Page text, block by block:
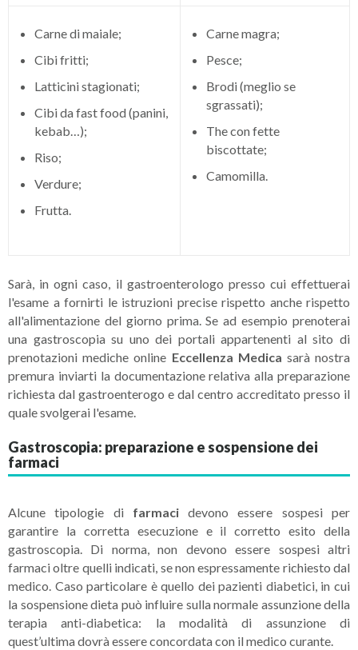
Carne di maiale;
Cibi fritti;
Latticini stagionati;
Cibi da fast food (panini,
kebab…);
Riso;
Verdure;
Frutta.
Carne magra;
Pesce;
Brodi (meglio se
sgrassati);
The con fette
biscottate;
Camomilla.
Sarà, in ogni caso, il gastroenterologo presso cui effettuerai
l'esame a fornirti le istruzioni precise rispetto anche rispetto
all'alimentazione del giorno prima. Se ad esempio prenoterai
una gastroscopia su uno dei portali appartenenti al sito di
prenotazioni mediche online Eccellenza Medica sarà nostra
premura inviarti la documentazione relativa alla preparazione
richiesta dal gastroenterogo e dal centro accreditato presso il
quale svolgerai l'esame.
Gastroscopia: preparazione e sospensione dei
farmaci
Alcune tipologie di farmacidevono essere sospesi per
garantire la corretta esecuzione e il corretto esito della
gastroscopia. Di norma, non devono essere sospesi altri
farmaci oltre quelli indicati, se non espressamente richiesto dal
medico. Caso particolare è quello dei pazienti diabetici, in cui
la sospensione dieta può influire sulla normale assunzione della
terapia anti-diabetica: la modalità di assunzione di
quest’ultima dovrà essere concordata con il medico curante.